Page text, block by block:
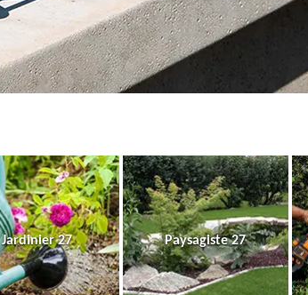
Jardinier 27 Paysagiste 27